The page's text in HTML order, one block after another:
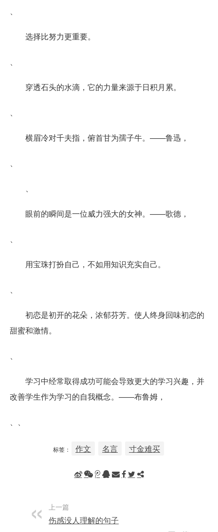
选择比努力更重要。
穿透石头的水滴，它的力量来源于日积月累。
横眉冷对千夫指，俯首甘为孺子牛。——鲁迅，
眼前的瞬间是一位威力强大的女神。——歌德，
用宝珠打扮自己，不如用知识充实自己。
初恋是初开的花朵，浓郁芬芳。使人终身回味初恋的
甜蜜和激情。
学习中经常取得成功可能会导致更大的学习兴趣，并
改善学生作为学习的自我概念。——布鲁姆，
标签： 作文 名言 寸金难买
上一篇
伤感没人理解的句子